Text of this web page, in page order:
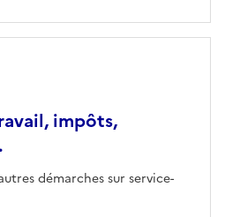
impôts,
démarches sur service-